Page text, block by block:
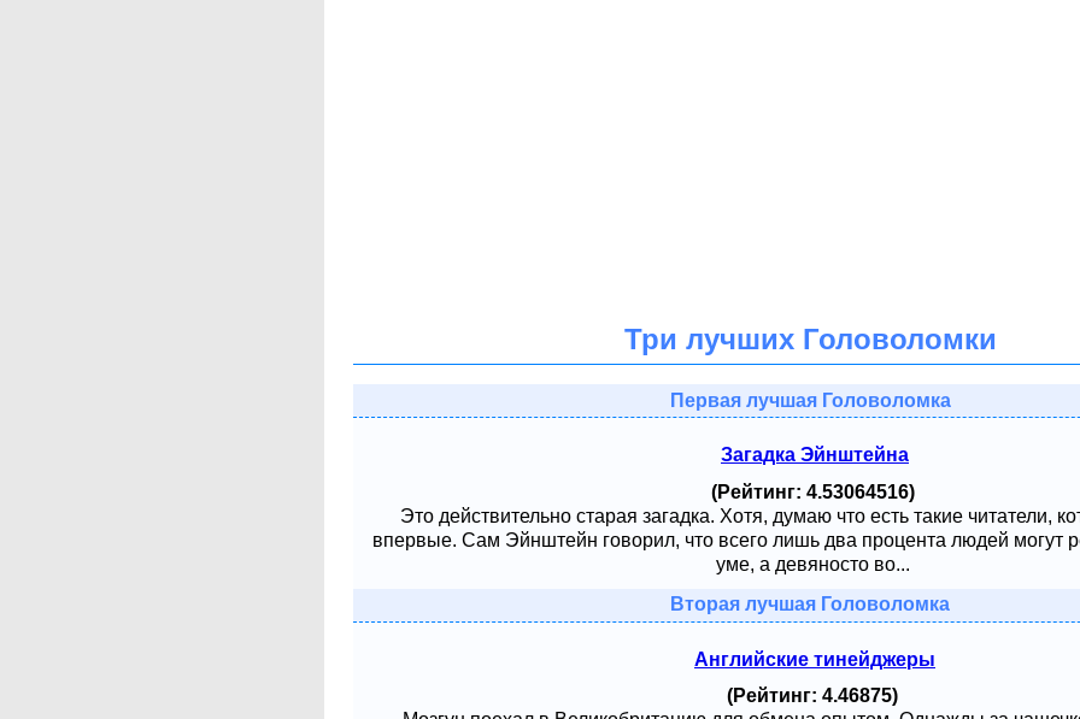
Три лучших Головоломки
Первая лучшая Головоломка
Загадка Эйнштейна
(Рейтинг: 4.53064516)
Это действительно старая загадка. Хотя, думаю что есть такие читатели,
впервые. Сам Эйнштейн говорил, что всего лишь два процента людей могут
уме, а девяносто во...
Вторая лучшая Головоломка
Английские тинейджеры
(Рейтинг: 4.46875)